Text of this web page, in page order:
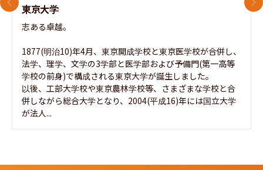
東京大学
志ある卓越。
1877(明治10)年4月、東京開成学校と東京医学校が合併し、
法学、理学、文学の3学部と医学部および予備門(第一高等
学校の前身)で構成される東京大学が誕生しました。
以後、工部大学校や東京農林学校等、さまざまな学校と合
併しながら総合大学となり、2004(平成16)年には国立大学
が法人...
前のスライド 次